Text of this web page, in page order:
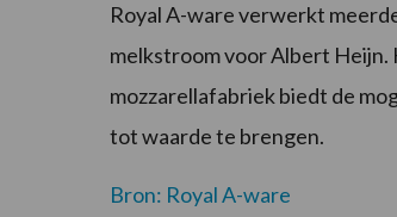
Royal A-ware verwerkt
melkstroom voor Albert Heijn.
mozzarellafabriek biedt de
tot waarde te brengen.
Bron: Royal A-ware